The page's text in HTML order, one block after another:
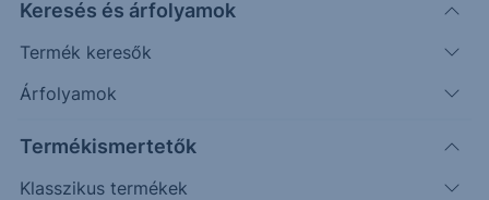
Keresés és árfolyamok
Termék keresők
Árfolyamok
Termékismertetők
Klasszikus termékek
További információk kérése